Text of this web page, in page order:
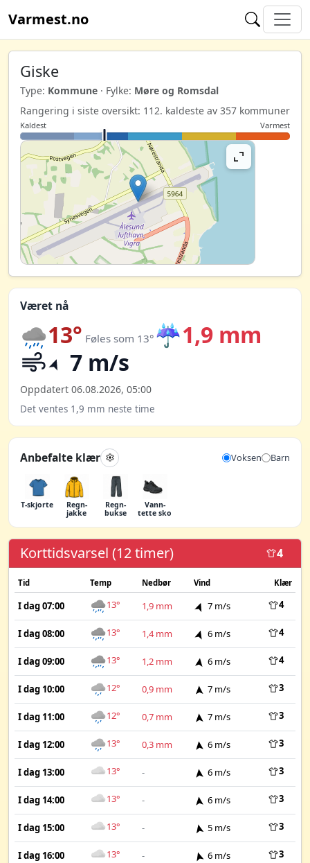
Varmest.no
Giske
Type: Kommune · Fylke: Møre og Romsdal
Rangering i siste oversikt: 112. kaldeste av 357 kommuner
Kaldest Varmest
Været nå
13° Føles som 13° ☔1,9 mm
7 m/s
Oppdatert 06.08.2026, 05:00
Det ventes 1,9 mm neste time
Anbefalte klær Voksen Barn
T-skjorte
Regn­
jakke
Regn­
bukse
Vann­
tette sko
Korttidsvarsel (12 timer) 4
Tid Temp Nedbør Vind Klær
I dag 07:00 13° 1,9 mm 7 m/s 4
I dag 08:00 13° 1,4 mm 6 m/s 4
I dag 09:00 13° 1,2 mm 6 m/s 4
I dag 10:00 12° 0,9 mm 7 m/s 3
I dag 11:00 12° 0,7 mm 7 m/s 3
I dag 12:00 13° 0,3 mm 6 m/s 3
I dag 13:00 13° - 6 m/s 3
I dag 14:00 13° - 6 m/s 3
I dag 15:00 13° - 5 m/s 3
I dag 16:00 13° - 6 m/s 3